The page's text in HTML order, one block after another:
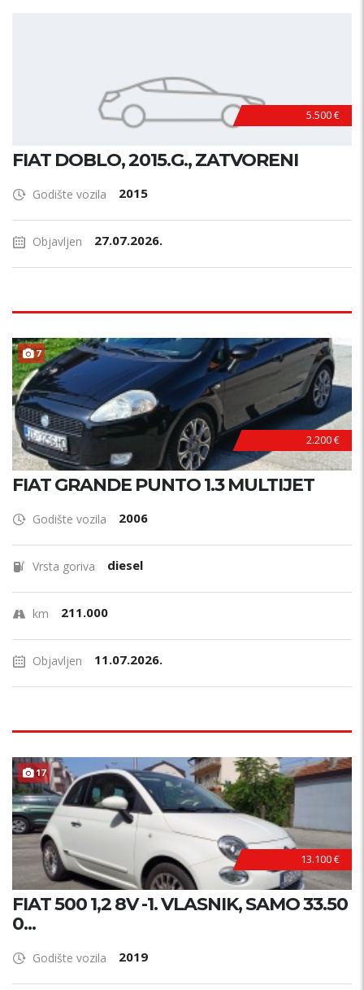
5.500 €
FIAT DOBLO, 2015.G., ZATVORENI
Godište vozila 2015
Objavljen 27.07.2026.
7
2.200 €
FIAT GRANDE PUNTO 1.3 MULTIJET
Godište vozila 2006
Vrsta goriva diesel
km 211.000
Objavljen 11.07.2026.
17
13.100 €
FIAT 500 1,2 8V -1. VLASNIK, SAMO 33.50
0...
Godište vozila 2019